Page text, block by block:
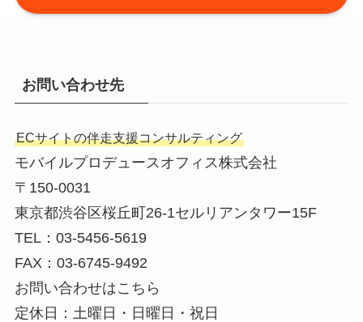
お問い合わせ先
ECサイトの伴走支援コンサルティング
モバイルプロデュースオフィス株式会社
〒150-0031
東京都渋谷区桜丘町26-1セルリアンタワー15F
TEL：03-5456-5619
FAX：03-6745-9492
お問い合わせはこちら
定休日：土曜日・日曜日・祝日